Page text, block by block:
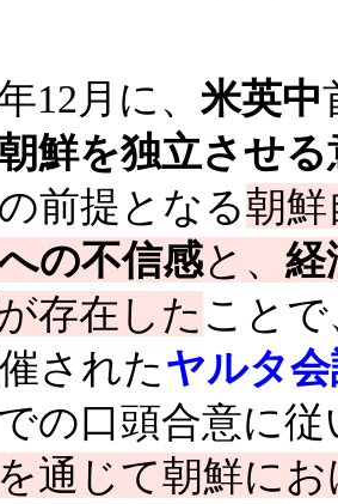
12月に、 米英中
鮮を独立させ
前提となる朝
の不信感と、 経
存在した こと
されたヤルタ
の口頭合意に従
を通じて朝鮮に